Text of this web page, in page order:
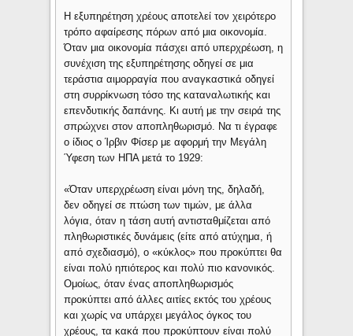
Η εξυπηρέτηση χρέους αποτελεί τον χειρότερο
τρόπο αφαίρεσης πόρων από μια οικονομία.
Όταν μια οικονομία πάσχει από υπερχρέωση, η
συνέχιση της εξυπηρέτησης οδηγεί σε μια
τεράστια αιμορραγία που αναγκαστικά οδηγεί
στη συρρίκνωση τόσο της καταναλωτικής και
επενδυτικής δαπάνης. Κι αυτή με την σειρά της
σπρώχνει στον αποπληθωρισμό. Να τι έγραφε
ο ίδιος ο Ίρβιν Φίσερ με αφορμή την Μεγάλη
Ύφεση των ΗΠΑ μετά το 1929:
«Όταν υπερχρέωση είναι μόνη της, δηλαδή,
δεν οδηγεί σε πτώση των τιμών, με άλλα
λόγια, όταν η τάση αυτή αντισταθμίζεται από
πληθωριστικές δυνάμεις (είτε από ατύχημα, ή
από σχεδιασμό), ο «κύκλος» που προκύπτει θα
είναι πολύ ηπιότερος και πολύ πιο κανονικός.
Ομοίως, όταν ένας αποπληθωρισμός
προκύπτει από άλλες αιτίες εκτός του χρέους
και χωρίς να υπάρχει μεγάλος όγκος του
χρέους, τα κακά που προκύπτουν είναι πολύ